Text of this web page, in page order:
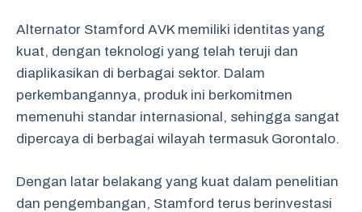
Alternator Stamford AVK memiliki identitas yang
kuat, dengan teknologi yang telah teruji dan
diaplikasikan di berbagai sektor. Dalam
perkembangannya, produk ini berkomitmen
memenuhi standar internasional, sehingga sangat
dipercaya di berbagai wilayah termasuk Gorontalo.
Dengan latar belakang yang kuat dalam penelitian
dan pengembangan, Stamford terus berinvestasi